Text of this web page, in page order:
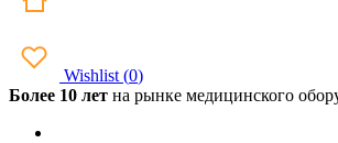
Wishlist (0)
Более 10 лет на рынке медицинского